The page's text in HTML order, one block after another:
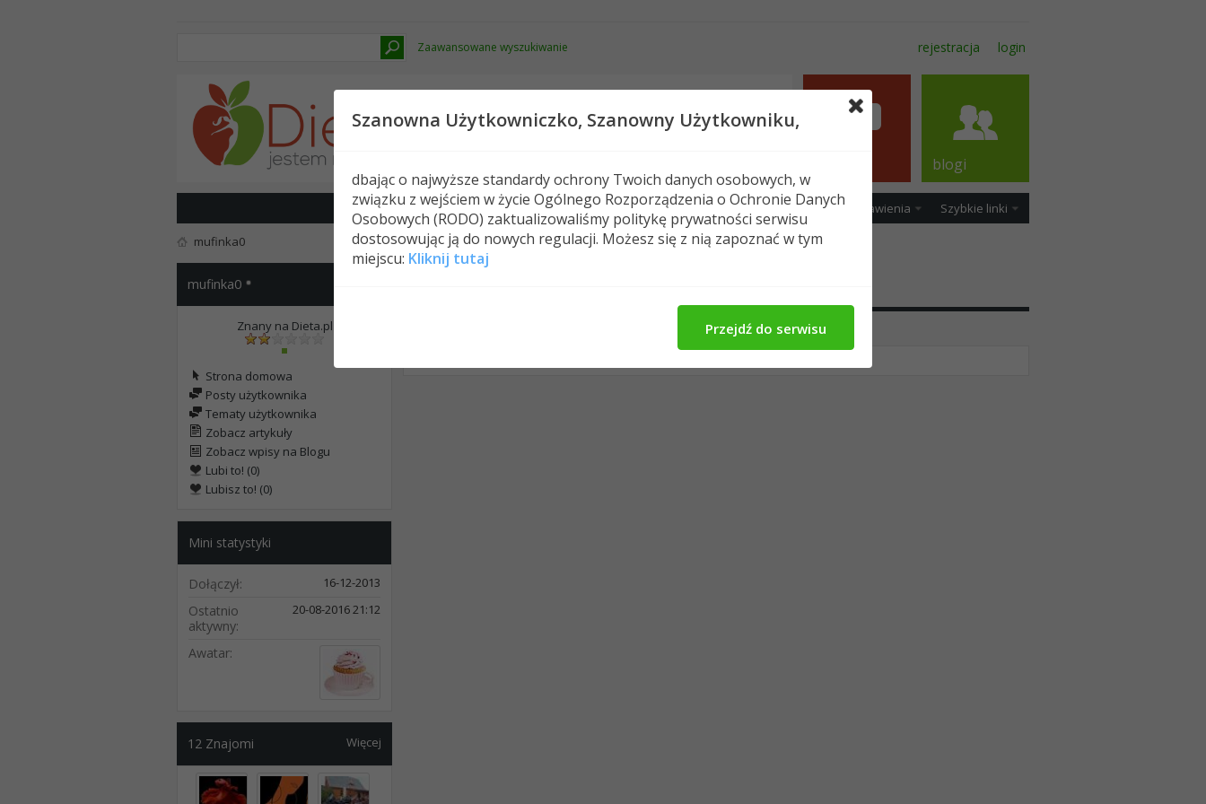
Zaawansowane wyszukiwanie rejestracja login
Nowe posty FAQ Kalendarz Spełeczność Ustawienia Szybkie linki
blogi
mufinka0
mufinka0
Znany na Dieta.pl
Strona domowa
Posty użytkownika
Tematy użytkownika
Zobacz artykuły
Zobacz wpisy na Blogu
Lubi to! (0)
Lubisz to! (0)
Mini statystyki
Dołączył 16-12-2013
Ostatnio
aktywny
20-08-201621:12
Awatar
Więcej
12 Znajomi
Szanowna Użytkowniczko, Szanowny Użytkowniku,
dbając o najwyższe standardy ochrony Twoich danych osobowych, w
związku z wejściem w życie Ogólnego Rozporządzenia o Ochronie Danych
Osobowych (RODO) zaktualizowaliśmy politykę prywatności serwisu
dostosowując ją do nowych regulacji. Możesz się z nią zapoznać w tym
miejscu: Kliknij tutaj
Przejdź do serwisu